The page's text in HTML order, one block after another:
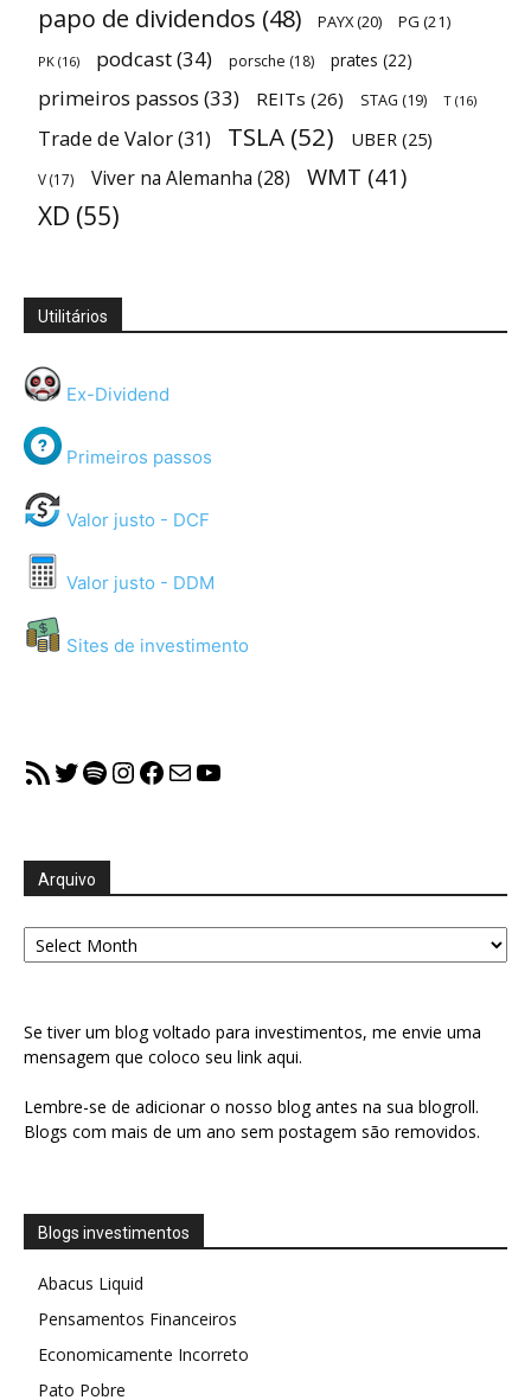
papo de dividendos (48) PAYX(20) PG (21)
PK (16) podcast(34) porsche (18) prates (22)
primeiros passos (33) REITs (26) STAG (19) T (16)
Trade de Valor(31) TSLA (52) UBER (25)
V(17) Viver na Alemanha (28) WMT (41)
XD (55)
Utilitários
Ex-Dividend
Primeiros passos
Valor justo - DCF
Valor justo - DDM
Sites de investimento
RSS FeedTwitter
Spotify
Instagram
Facebook
MailYouTube
Arquivo
Arquivo
Se tiver um blog voltado para investimentos, me envie uma
mensagem que coloco seu link aqui.
Lembre-se de adicionar o nosso blog antes na sua blogroll.
Blogs com mais de um ano sem postagem são removidos.
Blogs investimentos
Abacus Liquid
Pensamentos Financeiros
Economicamente Incorreto
Pato Pobre